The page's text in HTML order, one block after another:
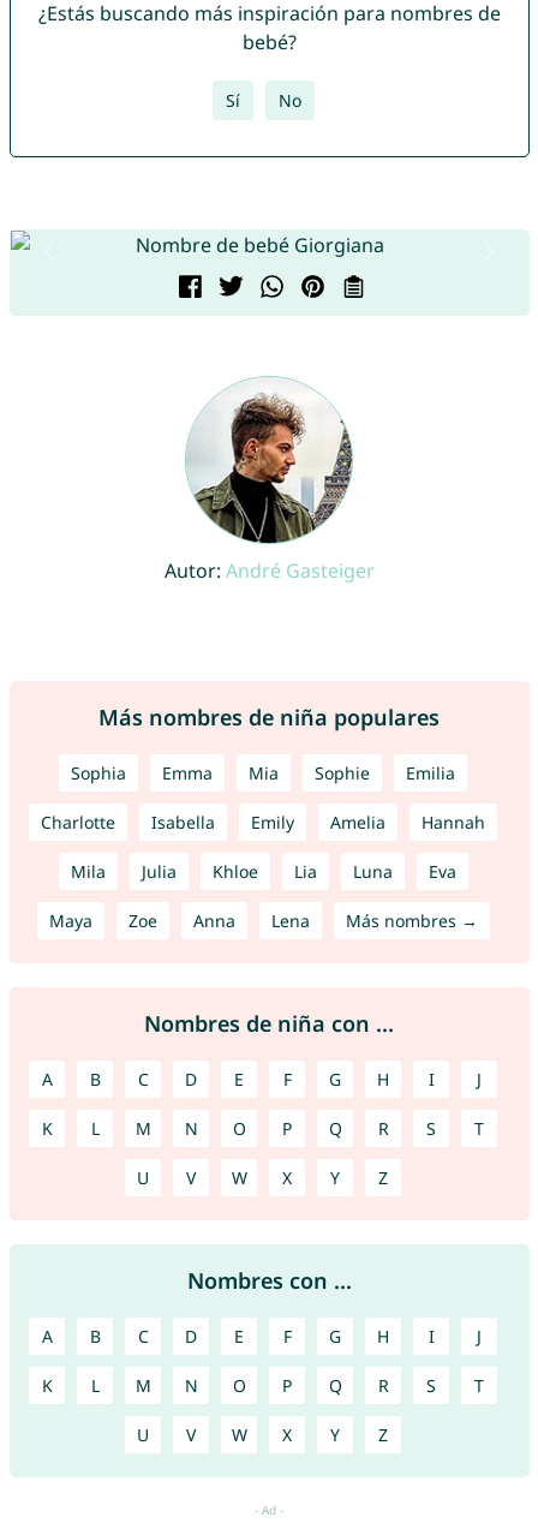
¿Estás buscando más inspiración para nombres de
bebé?
Sí No
Autor: André Gasteiger
Más nombres de niña populares
Sophia Emma Mia Sophie Emilia
Charlotte Isabella Emily Amelia Hannah
Mila Julia Khloe Lia Luna Eva
Maya Zoe Anna Lena Más nombres →
Nombres de niña con ...
A B C D E F G H I J
K L M N O P Q R S T
U V W X Y Z
Nombres con ...
A B C D E F G H I J
K L M N O P Q R S T
U V W X Y Z